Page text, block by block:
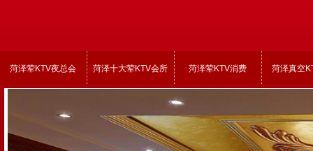
菏泽荤KTV夜总会 菏泽十大荤KTV会所 菏泽荤KTV消费 菏泽真空